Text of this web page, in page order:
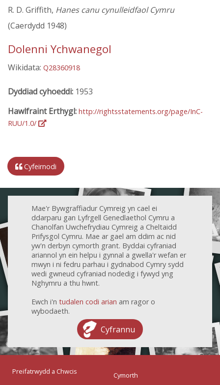
R. D. Griffith, Hanes canu cynulleidfaol Cymru
(Caerdydd 1948)
Dolenni Ychwanegol
Wikidata: Q28360918
Dyddiad cyhoeddi: 1953
Hawlfraint Erthygl: http://rightsstatements.org/page/InC-
RUU/1.0/
Cyfeirnodi
Mae'r Bywgraffiadur Cymreig yn cael ei
ddarparu gan Lyfrgell Genedlaethol Cymru a
Chanolfan Uwchefrydiau Cymreig a Cheltaidd
Prifysgol Cymru. Mae ar gael am ddim ac nid
yw'n derbyn cymorth grant. Byddai cyfraniad
ariannol yn ein helpu i gynnal a gwella'r wefan er
mwyn i ni fedru parhau i gydnabod Cymry sydd
wedi gwneud cyfraniad nodedig i fywyd yng
Nghymru a thu hwnt.
Ewch i'n tudalen codi arian am ragor o
wybodaeth.
Cyfrannu
Preifatrwydd a Chwcis
Cymorth